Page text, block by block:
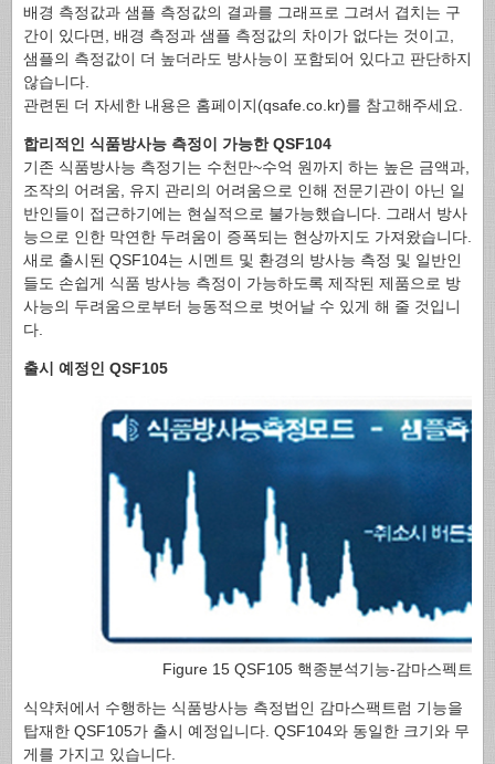
배경 측정값과 샘플 측정값의 결과를 그래프로 그려서 겹치는 구
간이 있다면, 배경 측정과 샘플 측정값의 차이가 없다는 것이고,
샘플의 측정값이 더 높더라도 방사능이 포함되어 있다고 판단하지
않습니다.
관련된 더 자세한 내용은 홈페이지(qsafe.co.kr)를 참고해주세요.
합리적인 식품방사능 측정이 가능한 QSF104
기존 식품방사능 측정기는 수천만~수억 원까지 하는 높은 금액과,
조작의 어려움, 유지 관리의 어려움으로 인해 전문기관이 아닌 일
반인들이 접근하기에는 현실적으로 불가능했습니다. 그래서 방사
능으로 인한 막연한 두려움이 증폭되는 현상까지도 가져왔습니다.
새로 출시된 QSF104는 시멘트 및 환경의 방사능 측정 및 일반인
들도 손쉽게 식품 방사능 측정이 가능하도록 제작된 제품으로 방
사능의 두려움으로부터 능동적으로 벗어날 수 있게 해 줄 것입니
다.
출시 예정인 QSF105
Figure 15 QSF105 핵종분석기능-감마스펙트
식약처에서 수행하는 식품방사능 측정법인 감마스팩트럼 기능을
탑재한 QSF105가 출시 예정입니다. QSF104와 동일한 크기와 무
게를 가지고 있습니다.